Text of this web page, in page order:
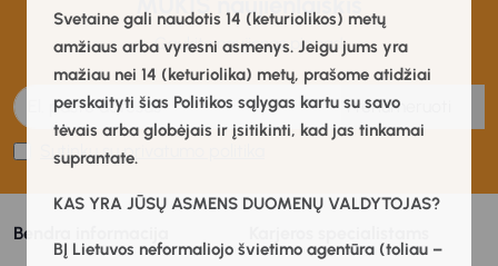
Svetaine gali naudotis 14 (keturiolikos) metų
amžiaus arba vyresni asmenys. Jeigu jums yra
mažiau nei 14 (keturiolika) metų, prašome atidžiai
perskaityti šias Politikos sąlygas kartu su savo
tėvais arba globėjais ir įsitikinti, kad jas tinkamai
suprantate.
KAS YRA JŪSŲ ASMENS DUOMENŲ VALDYTOJAS?
BĮ Lietuvos neformaliojo švietimo agentūra (toliau –
Gaukite naujienas pirmas!
Prenumeruoti
Sutinku su privatumo politika
Bendra informacija